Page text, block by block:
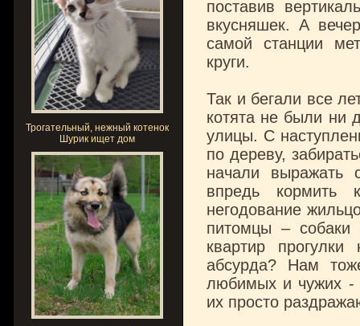
Трогательный, нежный котенок
Шурик ищет дом
поставив
вкусняшек. А
самой станции
круги.
Так и бегали все
котята не были ни
улицы. С
по дереву,
начали выражать
впредь кормить
негодование
питомцы – собаки
квартир
абсурда? Нам
любимых и чужих -
их просто